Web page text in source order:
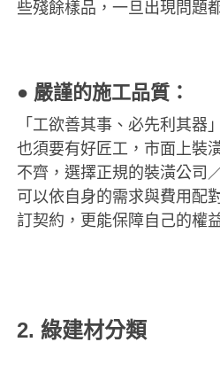
些殘餘樣品，一旦出現問題
● 嚴謹的施工品質：
「工欲善其事、必先利其器
也須要有好匠工，市面上裝
不齊，選擇正規的裝潢公司
可以依自身的需求與費用配
訂契約，更能保障自己的權
2. 綠建材分類